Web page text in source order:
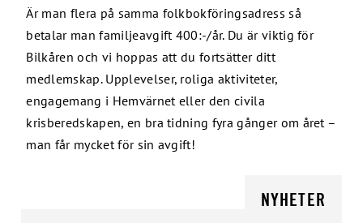
Är man flera på samma folkbokföringsadress så
betalar man familjeavgift 400:-/år. Du är viktig för
Bilkåren och vi hoppas att du fortsätter ditt
medlemskap. Upplevelser, roliga aktiviteter,
engagemang i Hemvärnet eller den civila
krisberedskapen, en bra tidning fyra gånger om året –
man får mycket för sin avgift!
NYHETER